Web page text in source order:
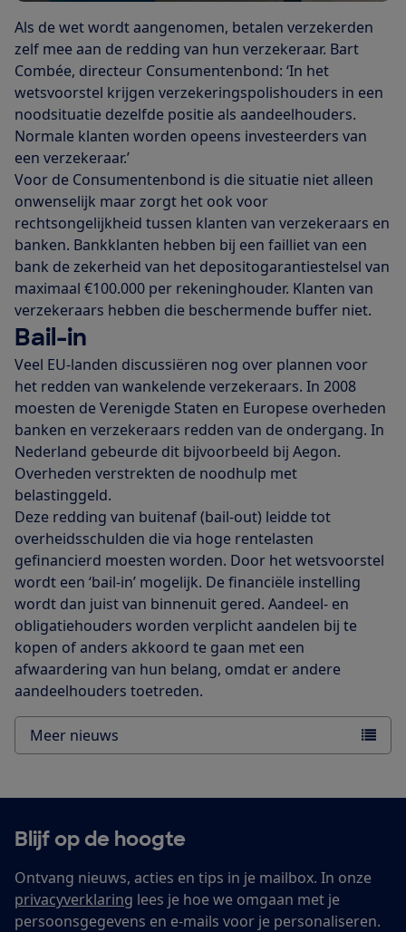
Als de wet wordt aangenomen, betalen verzekerden
zelf mee aan de redding van hun verzekeraar. Bart
Combée, directeur Consumentenbond: ‘In het
wetsvoorstel krijgen verzekeringspolishouders in een
noodsituatie dezelfde positie als aandeelhouders.
Normale klanten worden opeens investeerders van
een verzekeraar.’
Voor de Consumentenbond is die situatie niet alleen
onwenselijk maar zorgt het ook voor
rechtsongelijkheid tussen klanten van verzekeraars en
banken. Bankklanten hebben bij een failliet van een
bank de zekerheid van het depositogarantiestelsel van
maximaal €100.000 per rekeninghouder. Klanten van
verzekeraars hebben die beschermende buffer niet.
Bail-in
Veel EU-landen discussiëren nog over plannen voor
het redden van wankelende verzekeraars. In 2008
moesten de Verenigde Staten en Europese overheden
banken en verzekeraars redden van de ondergang. In
Nederland gebeurde dit bijvoorbeeld bij Aegon.
Overheden verstrekten de noodhulp met
belastinggeld.
Deze redding van buitenaf (bail-out) leidde tot
overheidsschulden die via hoge rentelasten
gefinancierd moesten worden. Door het wetsvoorstel
wordt een ‘bail-in’ mogelijk. De financiële instelling
wordt dan juist van binnenuit gered. Aandeel- en
obligatiehouders worden verplicht aandelen bij te
kopen of anders akkoord te gaan met een
afwaardering van hun belang, omdat er andere
aandeelhouders toetreden.
Meer nieuws
Blijf op de hoogte
Ontvang nieuws, acties en tips in je mailbox. In onze
privacyverklaring lees je hoe we omgaan met je
persoonsgegevens en e-mails voor je personaliseren.